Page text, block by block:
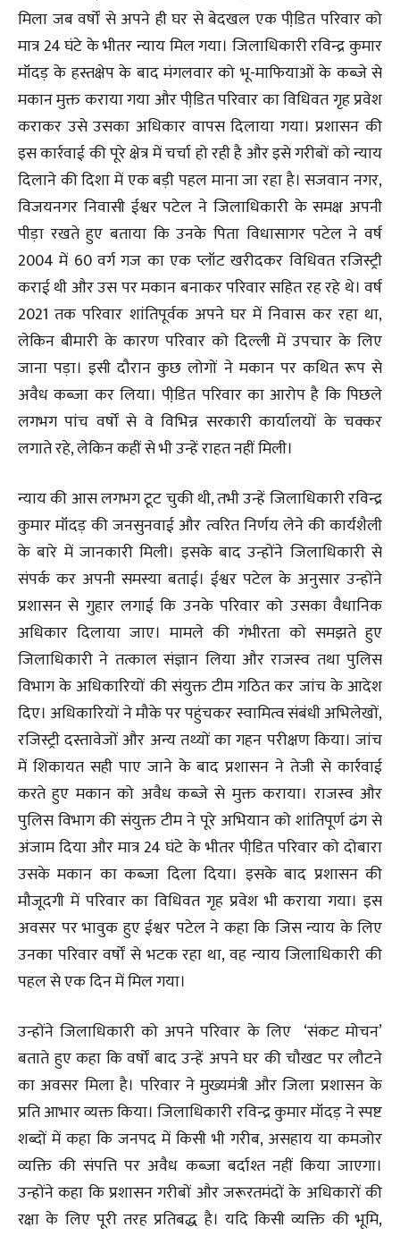
मिला जब वर्षों से अपने ही घर से बेदखल एक पीडि़त परिवार को
मात्र 24 घंटे के भीतर न्याय मिल गया। जिलाधिकारी रविन्द्र कुमार
मॉंदड़ के हस्तक्षेप के बाद मंगलवार को भू-माफियाओं के कब्जे से
मकान मुक्त कराया गया और पीडि़त परिवार का विधिवत गृह प्रवेश
कराकर उसे उसका अधिकार वापस दिलाया गया। प्रशासन की
इस कार्रवाई की पूरे क्षेत्र में चर्चा हो रही है और इसे गरीबों को न्याय
दिलाने की दिशा में एक बड़ी पहल माना जा रहा है। सजवान नगर,
विजयनगर निवासी ईश्वर पटेल ने जिलाधिकारी के समक्ष अपनी
पीड़ा रखते हुए बताया कि उनके पिता विधासागर पटेल ने वर्ष
2004 में 60 वर्ग गज का एक प्लॉट खरीदकर विधिवत रजिस्ट्री
कराई थी और उस पर मकान बनाकर परिवार सहित रह रहे थे। वर्ष
2021 तक परिवार शांतिपूर्वक अपने घर में निवास कर रहा था,
लेकिन बीमारी के कारण परिवार को दिल्ली में उपचार के लिए
जाना पड़ा। इसी दौरान कुछ लोगों ने मकान पर कथित रूप से
अवैध कब्जा कर लिया। पीडि़त परिवार का आरोप है कि पिछले
लगभग पांच वर्षों से वे विभिन्न सरकारी कार्यालयों के चक्कर
लगाते रहे, लेकिन कहीं से भी उन्हें राहत नहीं मिली।
न्याय की आस लगभग टूट चुकी थी, तभी उन्हें जिलाधिकारी रविन्द्र
कुमार मॉंदड़ की जनसुनवाई और त्वरित निर्णय लेने की कार्यशैली
के बारे में जानकारी मिली। इसके बाद उन्होंने जिलाधिकारी से
संपर्क कर अपनी समस्या बताई। ईश्वर पटेल के अनुसार उन्होंने
प्रशासन से गुहार लगाई कि उनके परिवार को उसका वैधानिक
अधिकार दिलाया जाए। मामले की गंभीरता को समझते हुए
जिलाधिकारी ने तत्काल संज्ञान लिया और राजस्व तथा पुलिस
विभाग के अधिकारियों की संयुक्त टीम गठित कर जांच के आदेश
दिए। अधिकारियों ने मौके पर पहुंचकर स्वामित्व संबंधी अभिलेखों,
रजिस्ट्री दस्तावेजों और अन्य तथ्यों का गहन परीक्षण किया। जांच
में शिकायत सही पाए जाने के बाद प्रशासन ने तेजी से कार्रवाई
करते हुए मकान को अवैध कब्जे से मुक्त कराया। राजस्व और
पुलिस विभाग की संयुक्त टीम ने पूरे अभियान को शांतिपूर्ण ढंग से
अंजाम दिया और मात्र 24 घंटे के भीतर पीडि़त परिवार को दोबारा
उसके मकान का कब्जा दिला दिया। इसके बाद प्रशासन की
मौजूदगी में परिवार का विधिवत गृह प्रवेश भी कराया गया। इस
अवसर पर भावुक हुए ईश्वर पटेल ने कहा कि जिस न्याय के लिए
उनका परिवार वर्षों से भटक रहा था, वह न्याय जिलाधिकारी की
पहल से एक दिन में मिल गया।
उन्होंने जिलाधिकारी को अपने परिवार के लिए ‘संकट मोचन’
बताते हुए कहा कि वर्षों बाद उन्हें अपने घर की चौखट पर लौटने
का अवसर मिला है। परिवार ने मुख्यमंत्री और जिला प्रशासन के
प्रति आभार व्यक्त किया। जिलाधिकारी रविन्द्र कुमार मॉंदड़ ने स्पष्ट
शब्दों में कहा कि जनपद में किसी भी गरीब, असहाय या कमजोर
व्यक्ति की संपत्ति पर अवैध कब्जा बर्दाश्त नहीं किया जाएगा।
उन्होंने कहा कि प्रशासन गरीबों और जरूरतमंदों के अधिकारों की
रक्षा के लिए पूरी तरह प्रतिबद्ध है। यदि किसी व्यक्ति की भूमि,